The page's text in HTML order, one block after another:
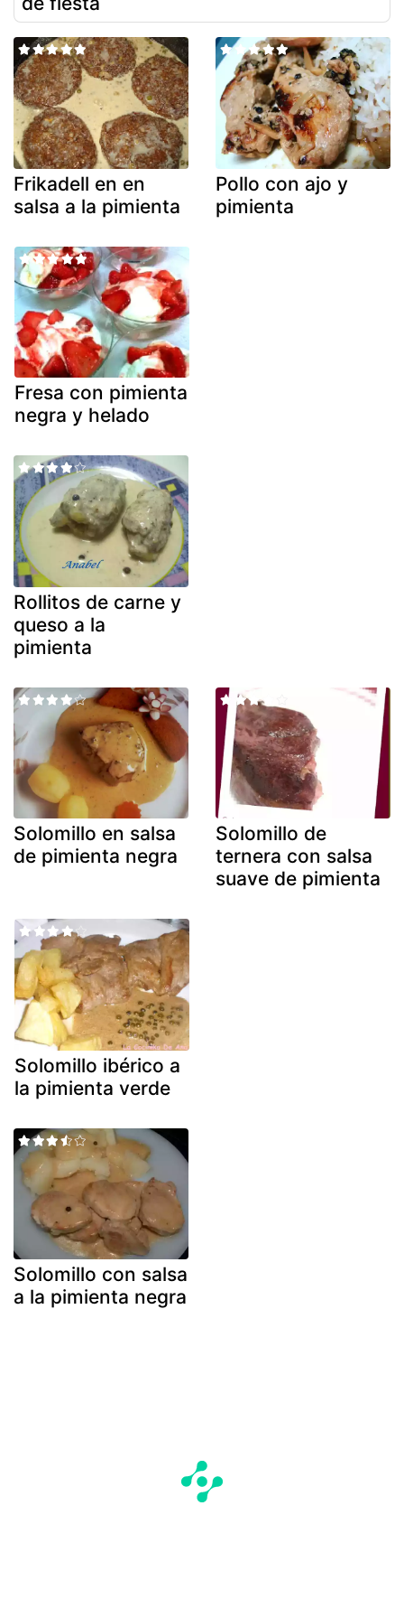
Frikadell en en
salsa a la pimienta
Pollo con ajo y
pimienta
Fresa con pimienta
negra y helado
Rollitos de carne y
queso a la
pimienta
Solomillo en salsa
de pimienta negra
Solomillo de
ternera con salsa
suave de pimienta
Solomillo ibérico a
la pimienta verde
Solomillo con salsa
a la pimienta negra